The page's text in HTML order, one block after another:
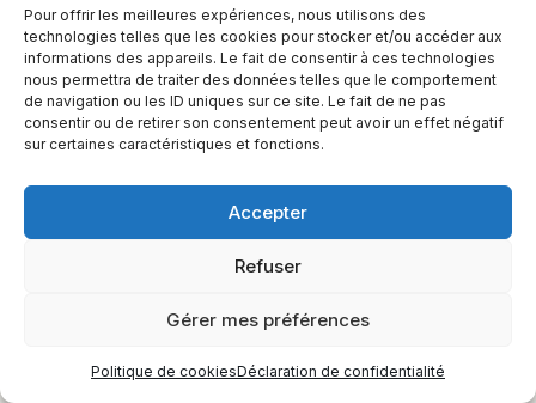
Pour offrir les meilleures expériences, nous utilisons des
technologies telles que les cookies pour stocker et/ou accéder aux
informations des appareils. Le fait de consentir à ces technologies
nous permettra de traiter des données telles que le comportement
de navigation ou les ID uniques sur ce site. Le fait de ne pas
consentir ou de retirer son consentement peut avoir un effet négatif
sur certaines caractéristiques et fonctions.
Accepter
Refuser
Gérer mes préférences
Politique de cookiesDéclaration de confidentialité